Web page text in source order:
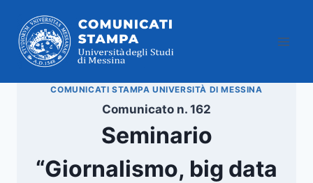
contenuto
COMUNICATI STAMPA UNIVERSITÀ DI MESSINA
Comunicato n. 162
Seminario
“Giornalismo, big data